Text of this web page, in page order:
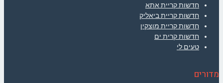
חדשות קריית אתא
חדשות קריית ביאליק
חדשות קריית מוצקין
חדשות קרית ים
טעים לי
מדורים